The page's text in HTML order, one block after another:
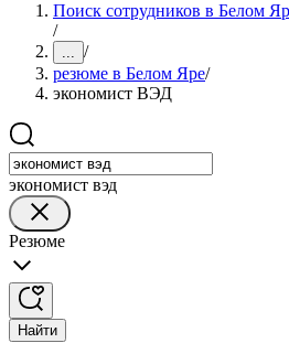
Поиск сотрудников в Белом
/
... /
резюме в Белом Яре/
экономист ВЭД
экономист вэд
Резюме
Найти